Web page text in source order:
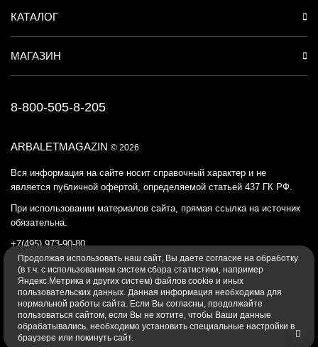
ARBALETMAGAZIN © 2026
Вся информация на сайте носит справочный характер и не
является публичной офертой, определяемой статьей 437 ГК РФ.
При использовании материалов сайта, прямая ссылка на источник
обязательна.
+7(495) 973-90-80
Политика конфиденциальности
КАТАЛОГ
МАГАЗИН
8-800-505-8-205
Продолжая использовать наш cайт, Вы даете согласие на обработку
(в т.ч. с использованием систем сбора статистики, например
Яндекс.Метрика и других систем) файлов cookie и иных
пользовательских данных. Данная информация необходима для
нормальной работы сайта. Если Вы согласны, продолжайте
пользоваться сайтом, если Вы не хотите, чтобы Ваши данные
обрабатывались, необходимо установить специальные настройки в
браузере или покинуть сайт.